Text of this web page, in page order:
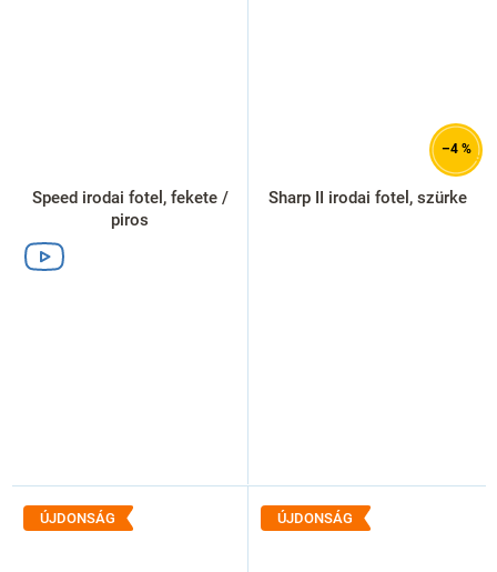
Speed irodai fotel, fekete /
piros
–4 %
Sharp II irodai fotel, szürke
ÚJDONSÁG ÚJDONSÁG